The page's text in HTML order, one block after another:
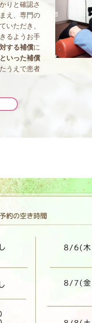
りと確認さ
え、専門の
いただき、
るようお手
する補償に
いった補償
うえで患者